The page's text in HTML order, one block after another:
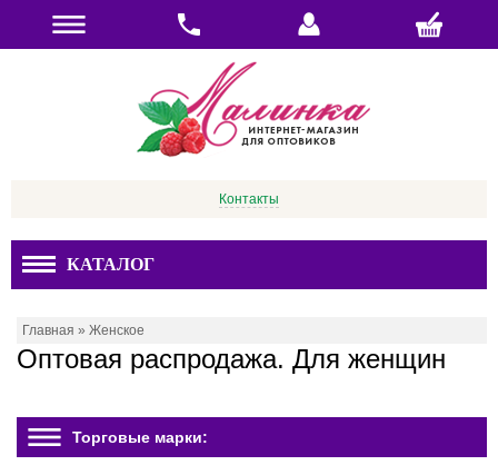
Контакты
КАТАЛОГ
Главная » Женское
Оптовая распродажа. Для женщин
Торговые марки: